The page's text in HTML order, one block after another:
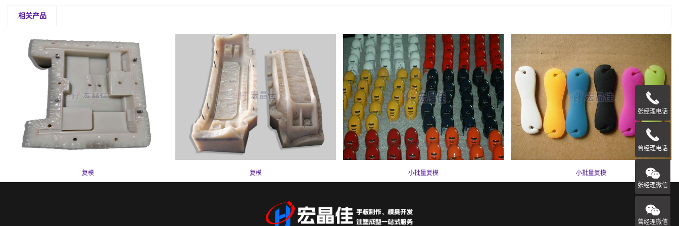
相关产品
复模 复模 小批量复模 小批量复模
张经理电话
曾经理电话
张经理微信
曾经理微信